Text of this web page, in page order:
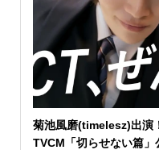
菊池風磨(timelesz)出
TVCM「切らせない篇」